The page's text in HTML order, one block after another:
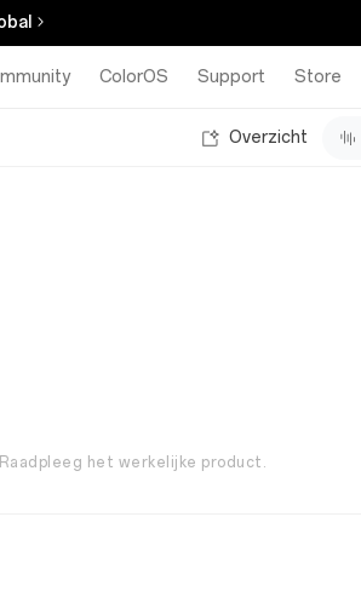
ColorOS Support Store
Overzicht
het werkelijke product.